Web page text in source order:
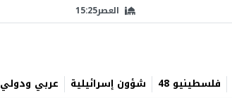
العصر15:25
فلسطينيو 48 شؤون إسرائيلية عربي ودولي